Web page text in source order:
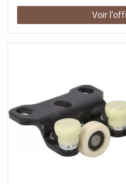
clients ou partenaires
mentionnées à d’autres fins
réparation du produit